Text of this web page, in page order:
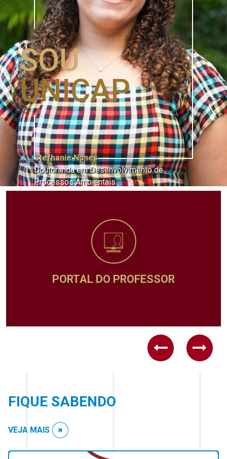
SOU
UNICAP
Stefhanie Nunes
Doutoranda em Desenvolvimento de
Processos Ambientais
PORTAL DO PROFESSOR
Previous
Next
FIQUE SABENDO
VEJA MAIS